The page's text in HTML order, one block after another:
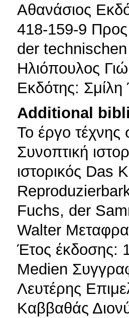
Αθανάσιος
418-159-9
der
Ηλιόπουλος
Εκδότης:
Additional
To έργο τέχνης
Συνοπτική
ιστορικός
Fuchs, der
Walter
Έτος έκδοσης:
Medien
Λευτέρης
Καββαθάς